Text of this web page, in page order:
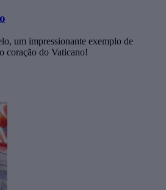
um impressionante exemplo de
coração do Vaticano!